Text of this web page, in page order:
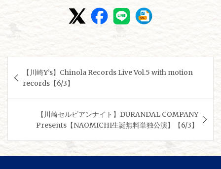
投
稿
ナ
ー
シ
【川崎Y’s】Chinola Records Live Vol.5 with motion
records【6/3】
【川崎セルビアンナイト】DURANDAL COMPANY
Presents【NAOMICHI生誕無料単独公演】【6/3】